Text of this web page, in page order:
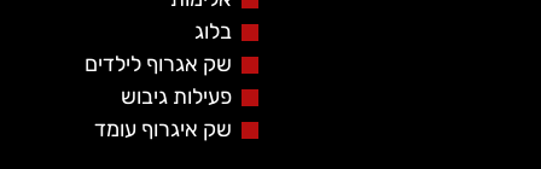
בלוג
שק אגרוף לילדים
פעילות גיבוש
שק איגרוף עומד